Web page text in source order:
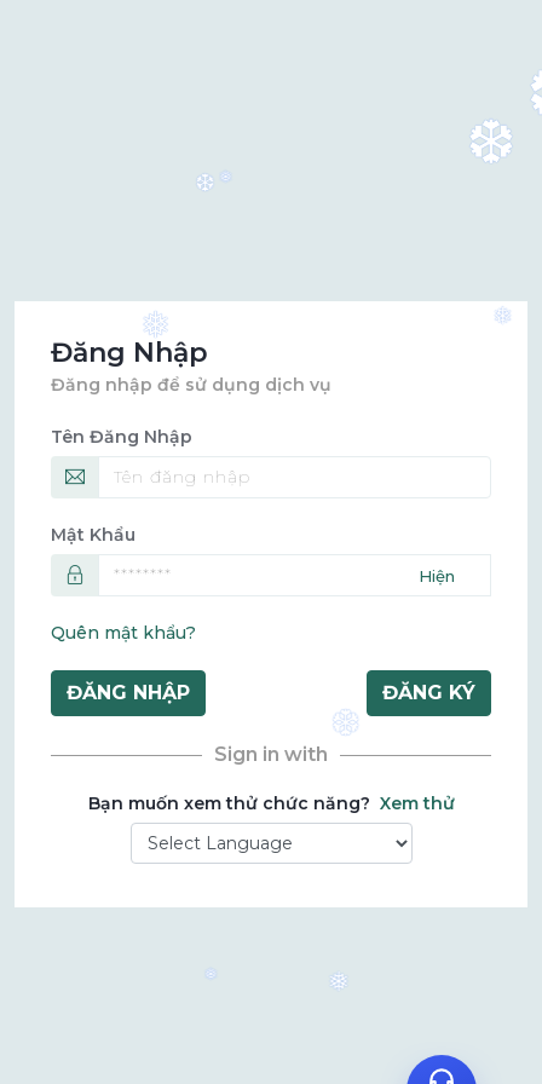
❅
❅
❅
❆
❅
❆
❅
❆
Đăng Nhập
Đăng nhập để sử dụng dịch vụ
Tên Đăng Nhập
Mật Khẩu
Quên mật khẩu?
ĐĂNG NHẬP ĐĂNG KÝ
Sign in with
Bạn muốn xem thử chức năng? Xem thử
Powered by